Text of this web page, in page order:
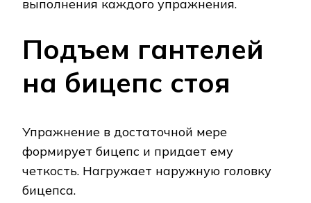
выполнения каждого упражнения.
Подъем гантелей
на бицепс стоя
Упражнение в достаточной мере
формирует бицепс и придает ему
четкость. Нагружает наружную головку
бицепса.